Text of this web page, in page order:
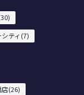
ティ(7)
店(26)